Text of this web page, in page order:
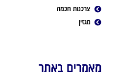
צרכנות חכמה
מגזין
מאמרים באתר